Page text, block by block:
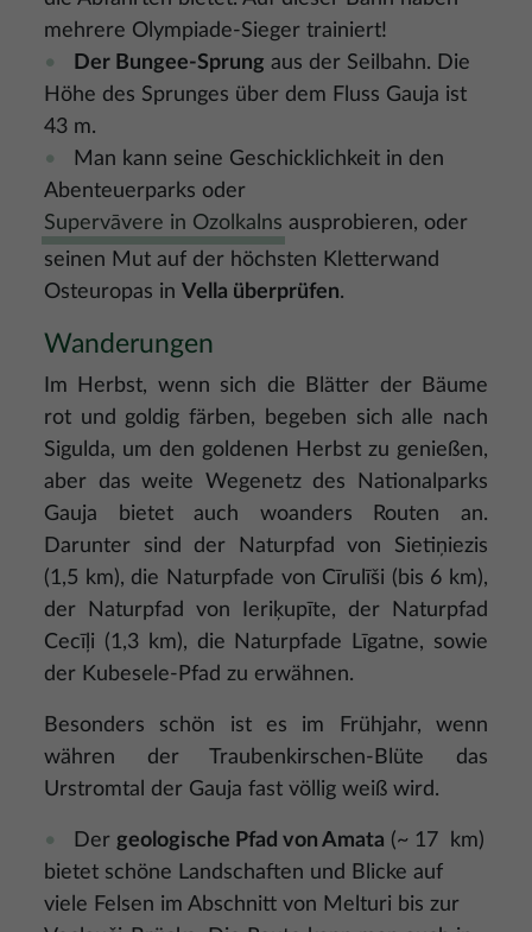
mehrere Olympiade-Sieger trainiert!
Der Bungee-Sprung aus der Seilbahn. Die
Höhe des Sprunges über dem Fluss Gauja ist
43 m.
Man kann seine Geschicklichkeit in den
Abenteuerparks oder
Supervāvere in Ozolkalns ausprobieren, oder
seinen Mut auf der höchsten Kletterwand
Osteuropas in Vella überprüfen.
Wanderungen
Im Herbst, wenn sich die Blätter der Bäume
rot und goldig färben, begeben sich alle nach
Sigulda, um den goldenen Herbst zu genießen,
aber das weite Wegenetz des Nationalparks
Gauja bietet auch woanders Routen an.
Darunter sind der Naturpfad von Sietiņiezis
(1,5 km), die Naturpfade von Cīrulīši (bis 6 km),
der Naturpfad von Ieriķupīte, der Naturpfad
Cecīļi (1,3 km), die Naturpfade Līgatne, sowie
der Kubesele-Pfad zu erwähnen.
Besonders schön ist es im Frühjahr, wenn
währen der Traubenkirschen-Blüte das
Urstromtal der Gauja fast völlig weiß wird.
Der geologische Pfad von Amata (~ 17 km)
bietet schöne Landschaften und Blicke auf
viele Felsen im Abschnitt von Melturi bis zur